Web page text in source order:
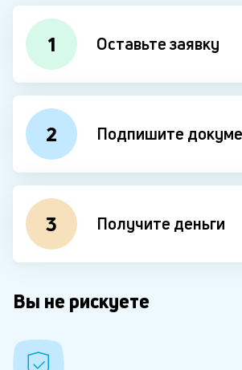
1 Оставьте заявку
2 Подпишите
3 Получите деньги
Вы не рискуете